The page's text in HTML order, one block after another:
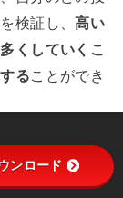
検証し、高い
くしていくこ
ることができ
ルとして取り
、クリック率
ンロード